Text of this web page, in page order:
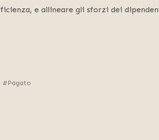
e allineare gli sforzi dei
Pagato